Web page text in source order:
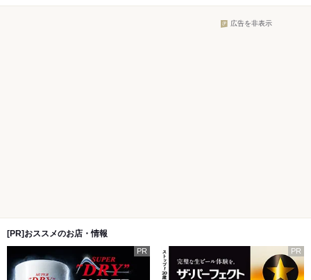
広告を非表示
[PR]おススメのお店・情報
PR PR